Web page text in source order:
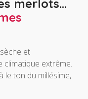
merlots…
et
extrême.
le ton du millésime,